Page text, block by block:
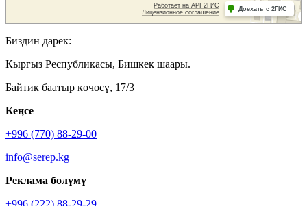
Биздин дарек:
Кыргыз Республикасы, Бишкек шаары.
Байтик баатыр көчөсү, 17/3
Кеӊсе
+996 (770) 88-29-00
info@serep.kg
Реклама бөлүмү
+996 (222) 88-29-29